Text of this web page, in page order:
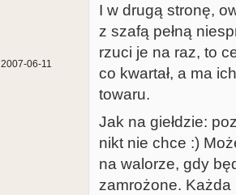
2007-06-11
I w drugą stronę,
z szafą pełną
rzuci je na raz, to
co kwartał, a ma
towaru.
Jak na giełdzie:
nikt nie chce :)
na walorze, gdy
zamrożone. Każda